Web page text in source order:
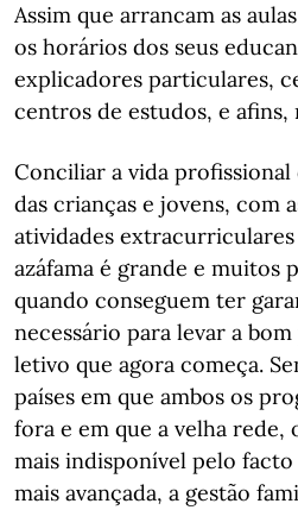
Assim que arrancam as
os horários dos seus
explicadores particulares,
centros de estudos, e afins,
Conciliar a vida profissional
das crianças e jovens, com
atividades
azáfama é grande e muitos
quando conseguem ter
necessário para levar a
letivo que agora começa.
países em que ambos os
fora e em que a velha rede,
mais indisponível pelo
mais avançada, a gestão